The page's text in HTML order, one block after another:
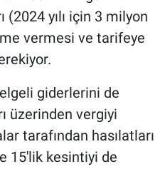
yılı için 3 milyon
vermesi ve tarifeye
giderlerini de
üzerinden vergiyi
tarafından hasılatları
15'lik kesintiyi de